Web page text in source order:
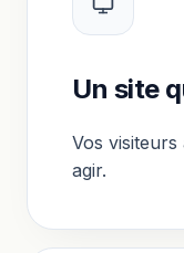
Un site
Vos
agir.